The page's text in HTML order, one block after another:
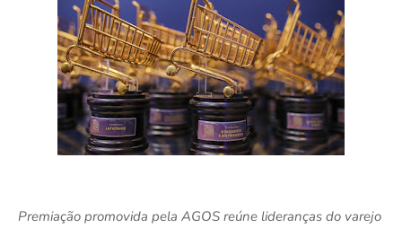
Premiação promovida pela AGOS reúne lideranças do varejo